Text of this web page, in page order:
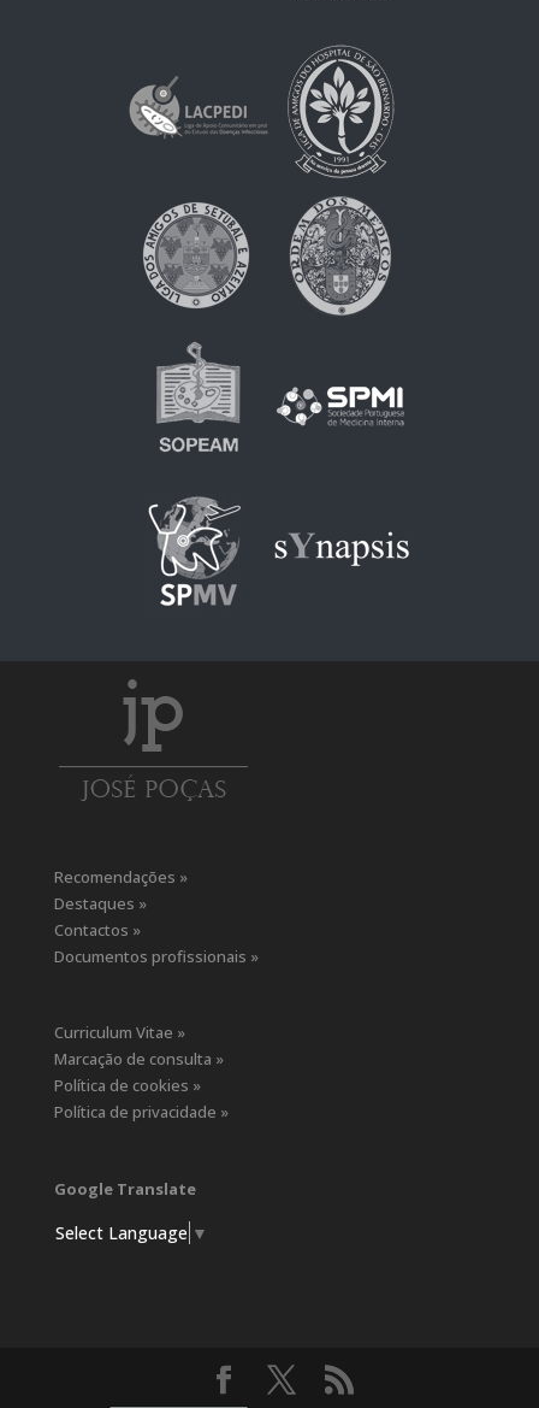
Recomendações »
Destaques »
Contactos »
Documentos profissionais »
Curriculum Vitae »
Marcação de consulta »
Política de cookies »
Política de privacidade »
Google Translate
Select Language ▼